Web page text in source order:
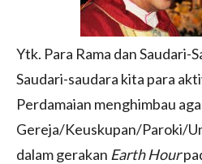
Ytk. Para Rama dan Saudari-
Saudari-saudara kita para
Perdamaian menghimbau
Gereja/Keuskupan/Paroki/
dalam gerakan Earth Hour